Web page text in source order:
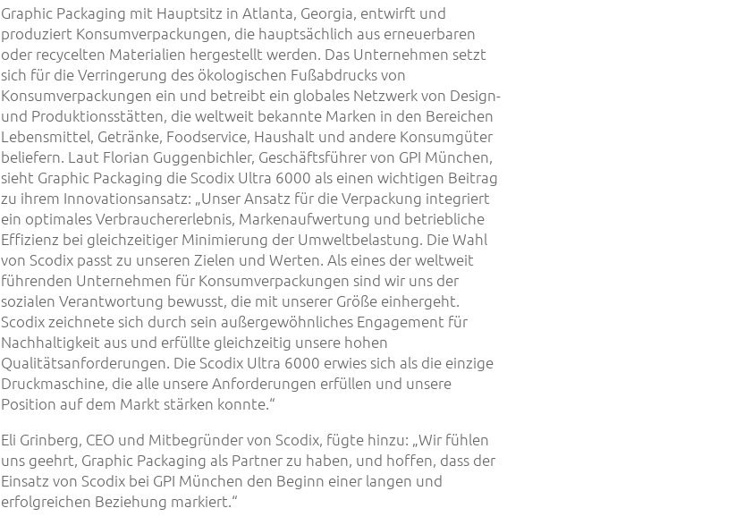
Graphic Packaging mit Hauptsitz in Atlanta, Georgia, entwirft und
produziert Konsumverpackungen, die hauptsächlich aus erneuerbaren
oder recycelten Materialien hergestellt werden. Das Unternehmen setzt
sich für die Verringerung des ökologischen Fußabdrucks von
Konsumverpackungen ein und betreibt ein globales Netzwerk von Design-
und Produktionsstätten, die weltweit bekannte Marken in den Bereichen
Lebensmittel, Getränke, Foodservice, Haushalt und andere Konsumgüter
beliefern. Laut Florian Guggenbichler, Geschäftsführer von GPI München,
sieht Graphic Packaging die Scodix Ultra 6000 als einen wichtigen Beitrag
zu ihrem Innovationsansatz: „Unser Ansatz für die Verpackung integriert
ein optimales Verbrauchererlebnis, Markenaufwertung und betriebliche
Effizienz bei gleichzeitiger Minimierung der Umweltbelastung. Die Wahl
von Scodix passt zu unseren Zielen und Werten. Als eines der weltweit
führenden Unternehmen für Konsumverpackungen sind wir uns der
sozialen Verantwortung bewusst, die mit unserer Größe einhergeht.
Scodix zeichnete sich durch sein außergewöhnliches Engagement für
Nachhaltigkeit aus und erfüllte gleichzeitig unsere hohen
Qualitätsanforderungen. Die Scodix Ultra 6000 erwies sich als die einzige
Druckmaschine, die alle unsere Anforderungen erfüllen und unsere
Position auf dem Markt stärken konnte.“
Eli Grinberg, CEO und Mitbegründer von Scodix, fügte hinzu: „Wir fühlen
uns geehrt, Graphic Packaging als Partner zu haben, und hoffen, dass der
Einsatz von Scodix bei GPI München den Beginn einer langen und
erfolgreichen Beziehung markiert.“